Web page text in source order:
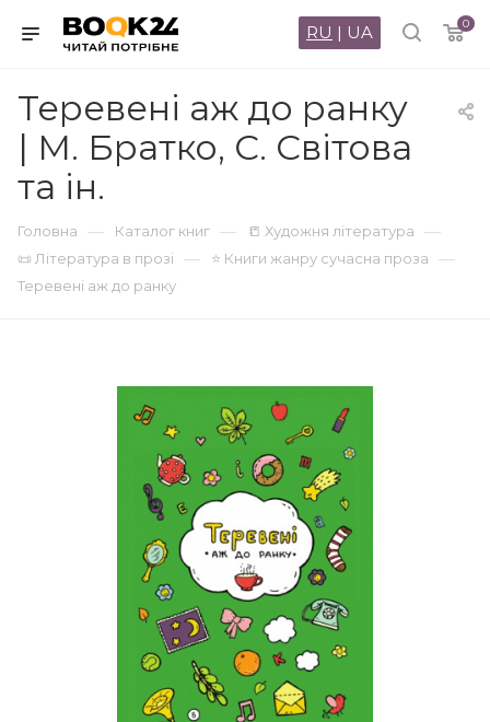
0
RU | UA
Теревені аж до ранку
| М. Братко, С. Світова
та ін.
Головна — Каталог книг — 📒 Художня література —
📜 Література в прозі — ⭐ Книги жанру сучасна проза —
Теревені аж до ранку